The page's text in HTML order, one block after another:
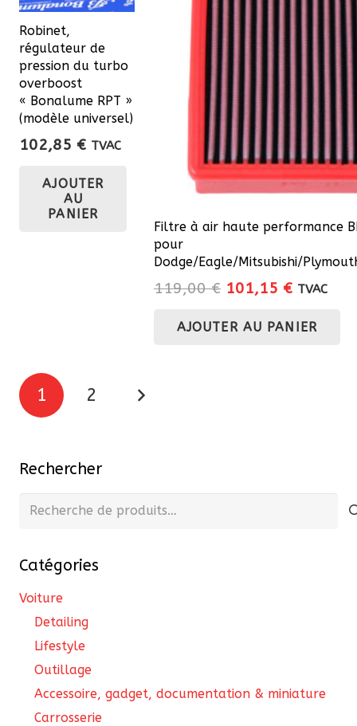
Robinet,
régulateur de
pression du turbo
overboost
« Bonalume RPT »
(modèle universel)
102,85 € TVAC
AJOUTER
AU
PANIER
Filtre à air haute performance
pour
Dodge/Eagle/Mitsubishi/
119,00€ Le
initial
101,15 €Le
actuel
TVAC
AJOUTER AU PANIER
Pagination
des
1 2
Rechercher
Recherche
Catégories
Voiture
Detailing
Lifestyle
Outillage
Accessoire, gadget, documentation & miniature
Carrosserie